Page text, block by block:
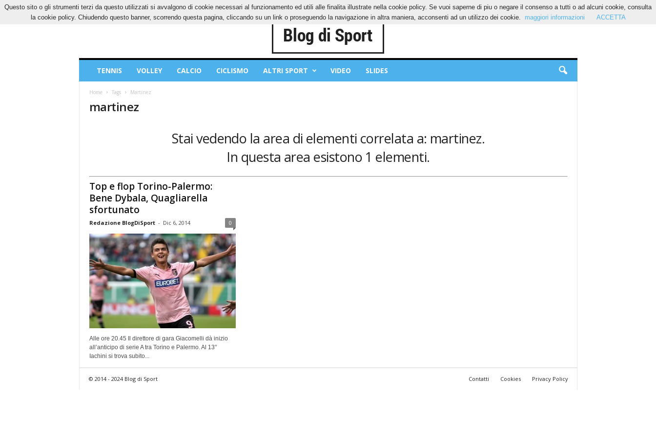
SABATO, 8 AGOSTO 2026 CONTATTI COOKIES PRIVACY POLICY
Sport
TENNIS VOLLEY CALCIO CICLISMO ALTRI SPORT VIDEO SLIDES
Home Tags Martinez
martinez
Stai vedendo la area di elementi correlata a: martinez.
In questa area esistono 1 elementi.
Top e flop Torino-Palermo:
Bene Dybala, Quagliarella
sfortunato
Redazione BlogDiSport - Dic 6, 2014 0
Alle ore 20.45 Il direttore di gara Giacomelli dà inizio
all’anticipo di serie A tra Torino e Palermo. Al 13°
Iachini si trova subito...
Contatti Cookies Privacy Policy
© 2014 - 2024 Blog di Sport
Questo sito o gli strumenti terzi da questo utilizzati si avvalgono di cookie necessari al funzionamento ed utili alle finalita illustrate nella cookie policy. Se vuoi saperne di piu o negare il consenso a tutti o ad alcuni cookie, consulta
la cookie policy. Chiudendo questo banner, scorrendo questa pagina, cliccando su un link o proseguendo la navigazione in altra maniera, acconsenti ad un utilizzo dei cookie.
maggiori informazioni ACCETTA